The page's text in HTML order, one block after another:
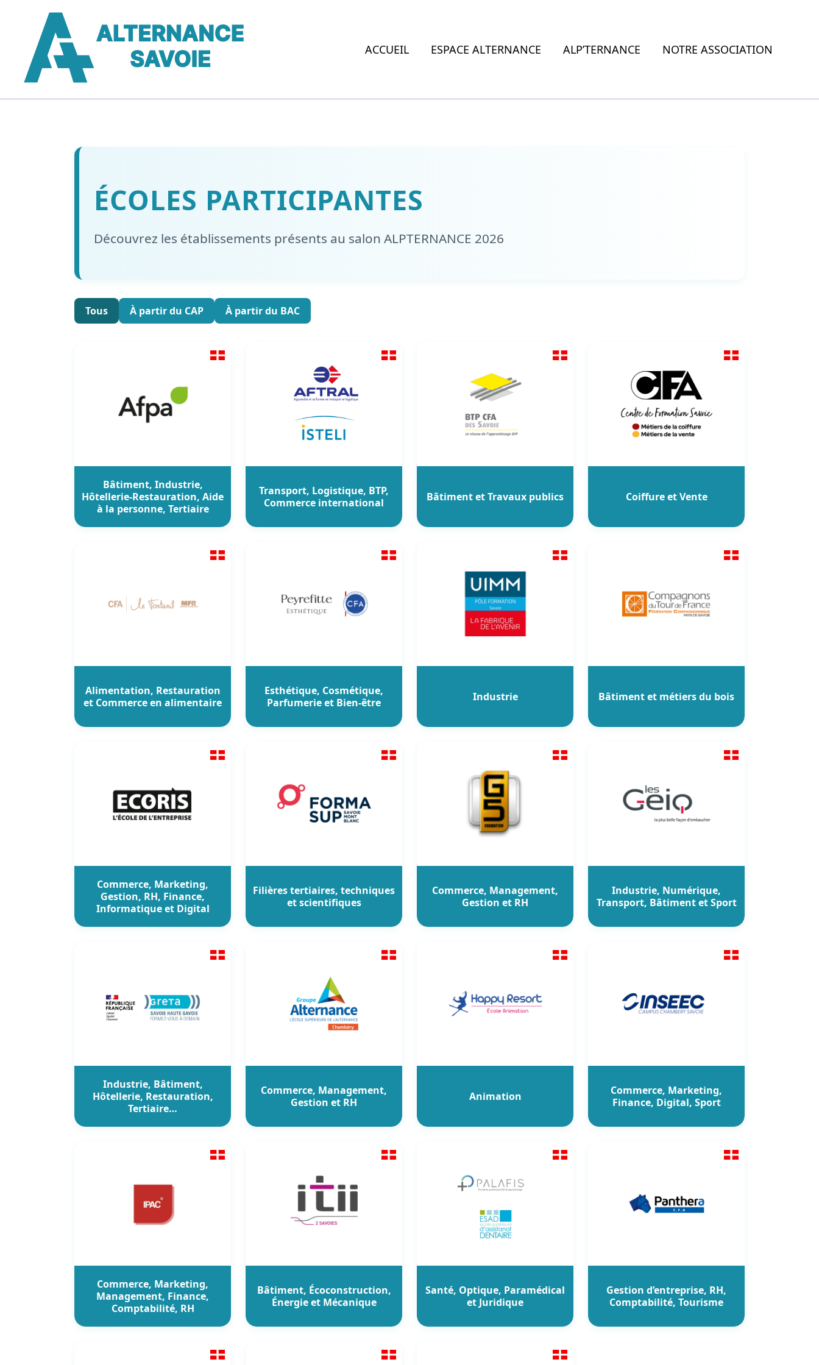
ACCUEIL ESPACE ALTERNANCE ALP’TERNANCE NOTRE ASSOCIATION
ÉCOLES PARTICIPANTES
Découvrez les établissements présents au salon ALPTERNANCE 2026
Tous À partir du CAP À partir du BAC
Bâtiment, Industrie,
Hôtellerie-Restauration, Aide
à la personne, Tertiaire
Transport, Logistique, BTP,
Commerce international
Bâtiment et Travaux publics Coiffure et Vente
Alimentation, Restauration
et Commerce en alimentaire
Esthétique, Cosmétique,
Parfumerie et Bien-être
Industrie Bâtiment et métiers du bois
Commerce, Marketing,
Gestion, RH, Finance,
Informatique et Digital
Filières tertiaires, techniques
et scientifiques
Commerce, Management,
Gestion et RH
Industrie, Numérique,
Transport, Bâtiment et Sport
Industrie, Bâtiment,
Hôtellerie, Restauration,
Tertiaire…
Commerce, Management,
Gestion et RH
Animation
Commerce, Marketing,
Finance, Digital, Sport
Commerce, Marketing,
Management, Finance,
Comptabilité, RH
Bâtiment, Écoconstruction,
Énergie et Mécanique
Santé, Optique, Paramédical
et Juridique
Gestion d’entreprise, RH,
Comptabilité, Tourisme